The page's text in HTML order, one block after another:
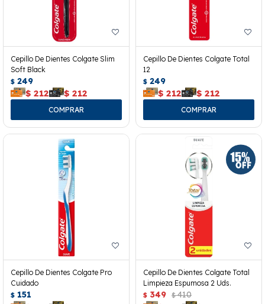
Cepillo De Dientes Colgate Slim
Soft Black
$ 249
$ 212 $ 212
Cepillo De Dientes Colgate Total
12
$ 249
$ 212 $ 212
Cepillo De Dientes Colgate Pro
Cuidado
$ 151
Cepillo De Dientes Colgate Total
Limpieza Espumosa 2 Uds.
$ 349 $ 410